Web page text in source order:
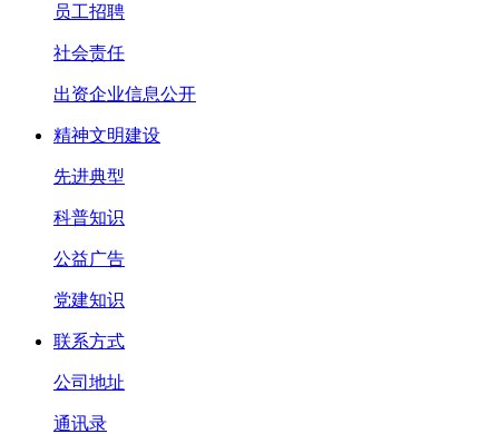
员工招聘
社会责任
出资企业信息公开
精神文明建设
先进典型
科普知识
公益广告
党建知识
联系方式
公司地址
通讯录